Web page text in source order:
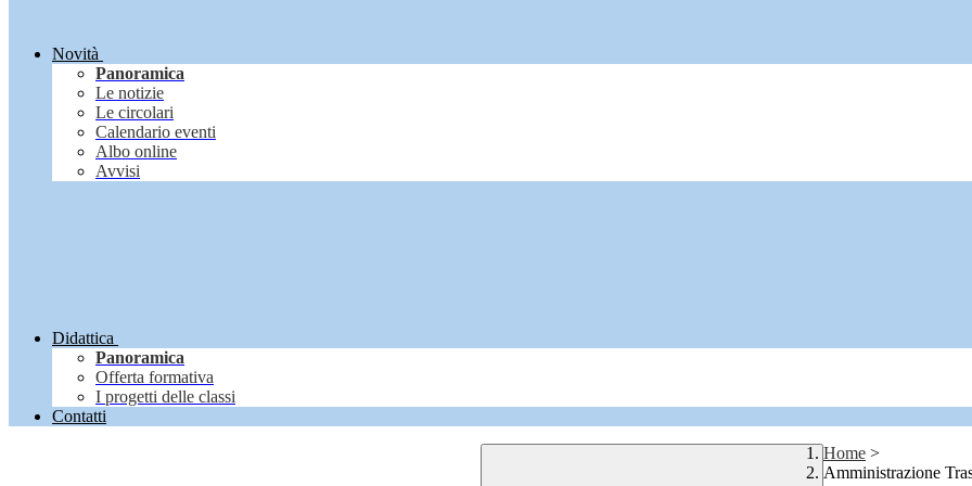
Novità
Panoramica
Le notizie
Le circolari
Calendario eventi
Albo online
Avvisi
Didattica
Panoramica
Offerta formativa
I progetti delle classi
Contatti
Home >
Amministrazione